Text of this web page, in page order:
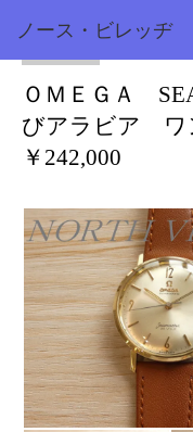
ノース・ビレッヂ
ＯＭＥＧＡ
びアラビア ワ
￥242,000